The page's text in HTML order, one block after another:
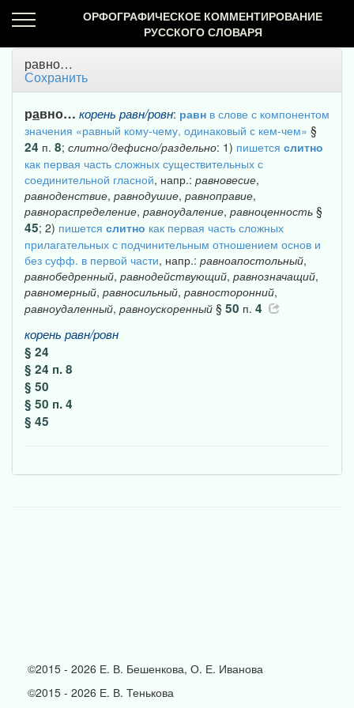
ОРФОГРАФИЧЕСКОЕ КОММЕНТИРОВАНИЕ
РУССКОГО СЛОВАРЯ
равно…
Сохранить
равно… корень равн/ровн: равн в слове с компонентом
значения «равный кому-чему, одинаковый с кем-чем» §
24 п. 8; слитно/дефисно/раздельно: 1) пишется слитно
как первая часть сложных существительных с
соединительной гласной, напр.: равновесие,
равноденствие, равнодушие, равноправие,
равнораспределение, равноудаление, равноценность §
45; 2) пишется слитно как первая часть сложных
прилагательных с подчинительным отношением основ и
без суфф. в первой части, напр.: равноапостольный,
равнобедренный, равнодействующий, равнозначащий,
равномерный, равносильный, равносторонний,
равноудаленный, равноускоренный § 50 п. 4
корень равн/ровн
§ 24
§ 24 п. 8
§ 50
§ 50 п. 4
§ 45
©2015 - 2026 Е. В. Бешенкова, О. Е. Иванова
©2015 - 2026 Е. В. Тенькова